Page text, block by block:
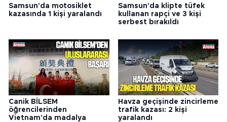
Samsun'da motosiklet
kazasında 1 kişi yaralandı
Samsun'da klipte tüfek
kullanan rapçi ve 3 kişi
serbest bırakıldı
Canik BİLSEM
öğrencilerinden
Vietnam'da madalya
Havza geçişinde zincirleme
trafik kazası: 2 kişi
yaralandı